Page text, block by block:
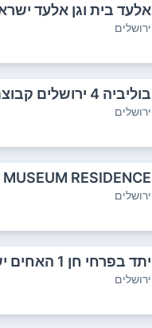
אלעד בית וגן אלעד
ירושלים
בוליביה 4 ירושלים קבוצת מנוס
ירושלים
האחים ישראל
ירושלים
יתד בפרחי חן 1 האחים ישראל
ירושלים